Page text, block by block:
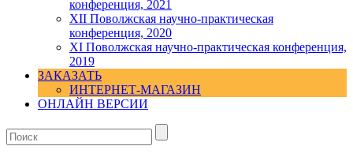
конференция, 2021
ХII Поволжская научно-практическая
конференция, 2020
XI Поволжская научно-практическая конференция,
2019
ЗАКАЗАТЬ
ИНТЕРНЕТ-МАГАЗИН
ОНЛАЙН ВЕРСИИ